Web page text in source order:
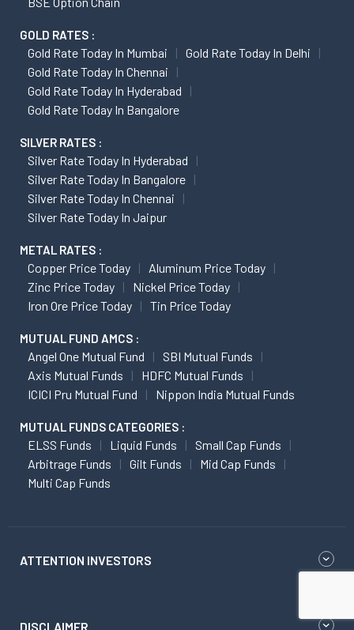
GOLD RATES :
Gold Rate Today In Mumbai
Gold Rate Today In Delhi
Gold Rate Today In Chennai
Gold Rate Today In Hyderabad
Gold Rate Today In Bangalore
SILVER RATES :
Silver Rate Today In Hyderabad
Silver Rate Today In Bangalore
Silver Rate Today In Chennai
Silver Rate Today In Jaipur
METAL RATES :
Copper Price Today
Aluminum Price Today
Zinc Price Today
Nickel Price Today
Iron Ore Price Today
Tin Price Today
MUTUAL FUND AMCS :
Angel One Mutual Fund
SBI Mutual Funds
Axis Mutual Funds
HDFC Mutual Funds
ICICI Pru Mutual Fund
Nippon India Mutual Funds
MUTUAL FUNDS CATEGORIES :
ELSS Funds Liquid Funds
Small Cap Funds
Arbitrage Funds
Gilt Funds
Mid Cap Funds
Multi Cap Funds
ATTENTION INVESTORS
DISCLAIMER